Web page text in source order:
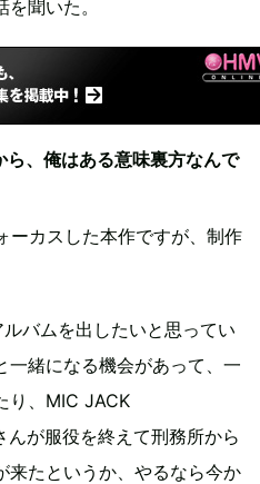
聞いた。
、俺はある意味裏方なんで
カスした本作ですが、制作
ルバムを出したいと思ってい
一緒になる機会があって、一
り、MIC JACK
んが服役を終えて刑務所から
来たというか、やるなら今か